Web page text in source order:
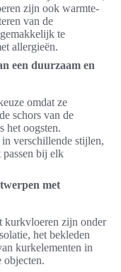
zijn ook warmte-
van de
te
allergieën.
een duurzaam en
omdat ze
schors van de
het oogsten.
verschillende stijlen,
passen bij elk
met
kurkvloeren zijn onder
het bekleden
kurkelementen in
objecten.